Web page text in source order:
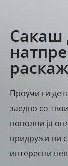
Сакаш
Проучи ги
заедно со
пополни ја
придружи ни
интересни